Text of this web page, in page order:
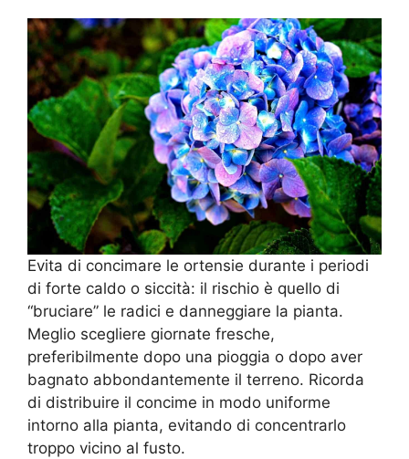
Evita di concimare le ortensie durante i periodi
di forte caldo o siccità: il rischio è quello di
“bruciare” le radici e danneggiare la pianta.
Meglio scegliere giornate fresche,
preferibilmente dopo una pioggia o dopo aver
bagnato abbondantemente il terreno. Ricorda
di distribuire il concime in modo uniforme
intorno alla pianta, evitando di concentrarlo
troppo vicino al fusto.